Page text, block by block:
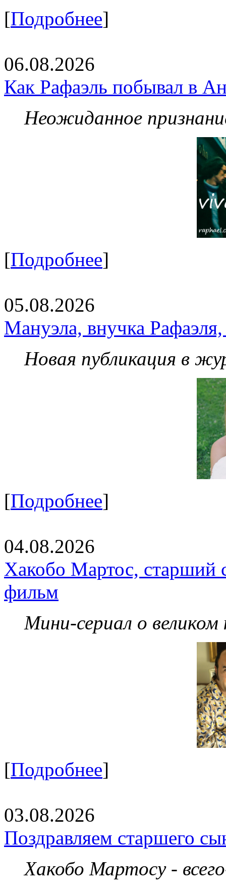
[Подробнее]
06.08.2026
Как Рафаэль побывал в
Неожиданное
[Подробнее]
05.08.2026
Мануэла, внучка
Новая публикация в
[Подробнее]
04.08.2026
Хакобо Мартос, старший
фильм
Мини-сериал о великом
[Подробнее]
03.08.2026
Поздравляем старшего
Хакобо Мартосу -